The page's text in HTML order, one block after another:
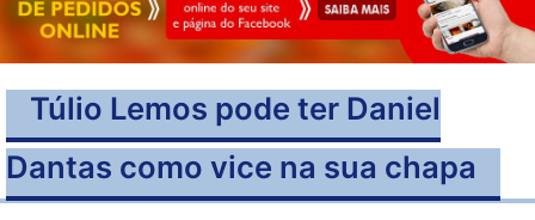
Túlio Lemos pode ter Daniel
Dantas como vice na sua chapa